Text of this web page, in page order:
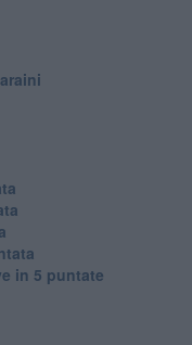
in 5 puntate